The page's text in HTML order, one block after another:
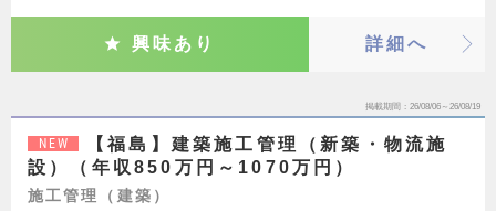
興味あり 詳細へ
掲載期間 26/08/06～26/08/19
NEW
【福島】建築施工管理（新築・物流施
設）（年収850万円～1070万円）
施工管理（建築）